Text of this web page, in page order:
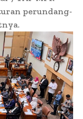
perundang-